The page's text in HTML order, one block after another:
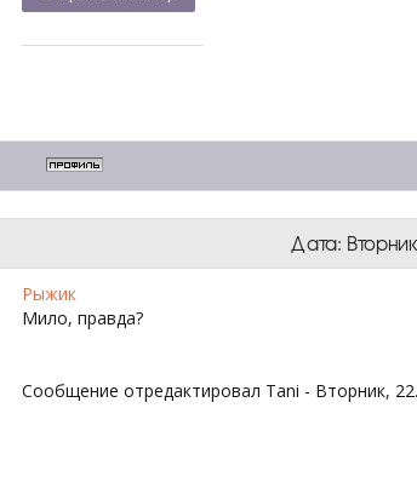
Дата:
Рыжик
Мило, правда?
Сообщение отредактировал Tani - Вторник,